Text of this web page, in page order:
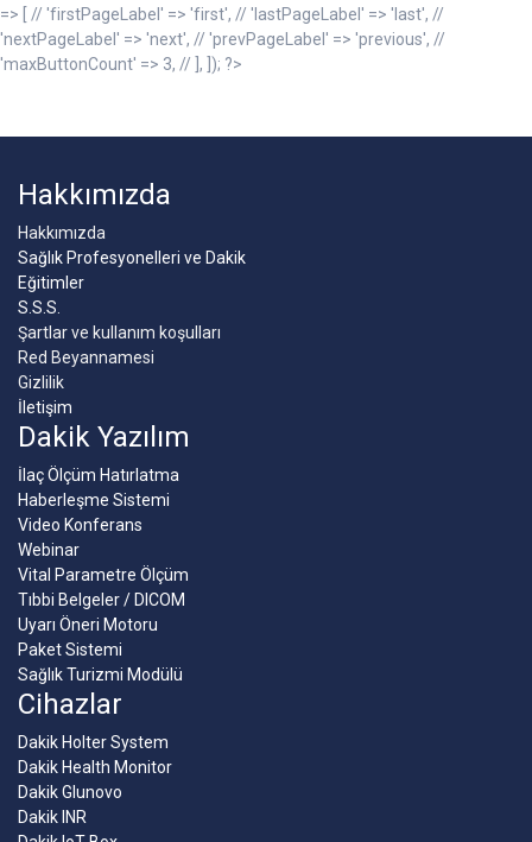
=> [ // 'firstPageLabel' => 'first', // 'lastPageLabel' => 'last', //
'nextPageLabel' => 'next', // 'prevPageLabel' => 'previous', //
'maxButtonCount' => 3, // ], ]); ?>
Hakkımızda
Hakkımızda
Sağlık Profesyonelleri ve Dakik
Eğitimler
S.S.S.
Şartlar ve kullanım koşulları
Red Beyannamesi
Gizlilik
İletişim
Dakik Yazılım
İlaç Ölçüm Hatırlatma
Haberleşme Sistemi
Video Konferans
Webinar
Vital Parametre Ölçüm
Tıbbi Belgeler / DICOM
Uyarı Öneri Motoru
Paket Sistemi
Sağlık Turizmi Modülü
Cihazlar
Dakik Holter System
Dakik Health Monitor
Dakik Glunovo
Dakik INR